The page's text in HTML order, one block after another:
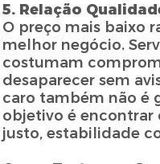
5. Relação
O preço mais baixo
melhor negócio.
costumam
desaparecer sem
caro também não é
objetivo é encontrar
justo, estabilidade